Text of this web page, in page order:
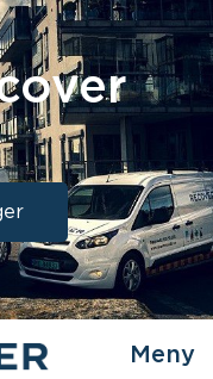
Meny